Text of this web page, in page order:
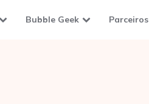
Bubble Geek Parceiros